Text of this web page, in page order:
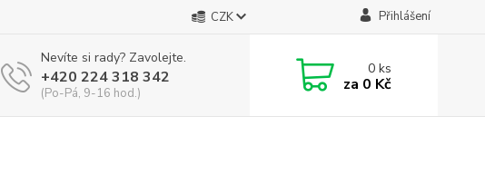
CZK Přihlášení
Nevíte si rady? Zavolejte.
+420 224 318 342
(Po-Pá, 9-16 hod.)
0ks
za 0 Kč